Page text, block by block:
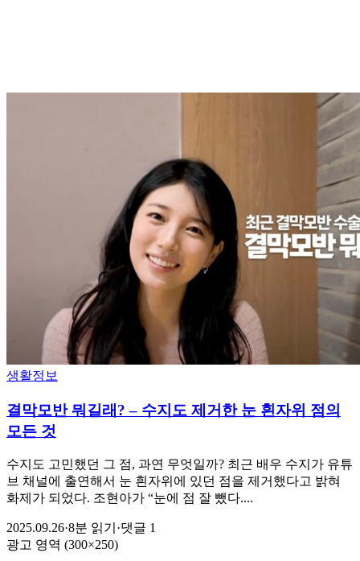
생활정보
결막모반 뭐길래? – 수지도 제거한 눈 흰자위 점의
모든 것
수지도 고민했던 그 점, 과연 무엇일까? 최근 배우 수지가 유튜
브 채널에 출연해서 눈 흰자위에 있던 점을 제거했다고 밝혀
화제가 되었다. 조현아가 “눈에 점 잘 뺐다....
2025.09.26·8분 읽기 ·댓글 1
광고 영역 (300×250)